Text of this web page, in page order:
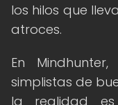
los hilos que
atroces.
En
simplistas de
la realidad